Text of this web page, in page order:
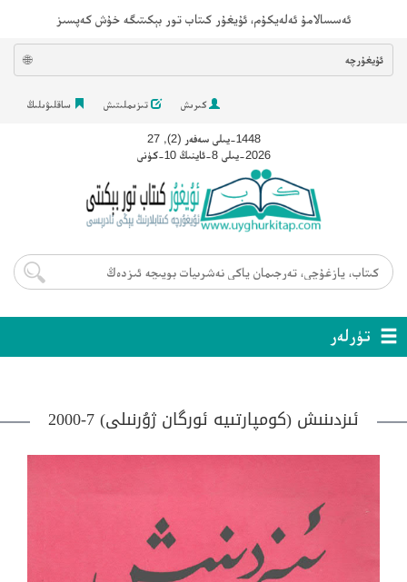
ئەسسالامۇ ئەلەيكۇم، ئۇيغۇر كىتاب تور بېكىتىگە خۇش كەپسىز
ئۇيغۇرچە 🌐
كىرىش تىزىملىتىش ساقلىۋىلىڭ
1448-يىلى سەفەر (2), 27
2026-يىلى 8-ئاينىڭ 10-كۈنى
تۈرلەر
ئىزدىنىش (كومپارتىيە ئورگان ژۇرنىلى) 7-2000